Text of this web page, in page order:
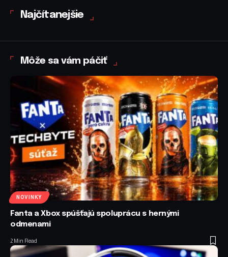
Najčítanejšie
Môže sa vám páčiť
NOVINKY
Fanta a Xbox spúšťajú spoluprácu s hernými
odmenami
2 Min Read